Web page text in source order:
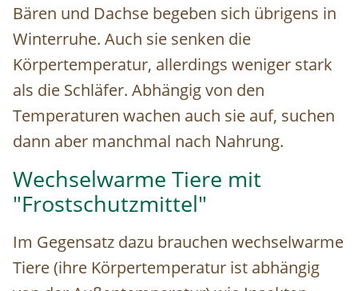
Bären und Dachse begeben sich übrigens in
Winterruhe. Auch sie senken die
Körpertemperatur, allerdings weniger stark
als die Schläfer. Abhängig von den
Temperaturen wachen auch sie auf, suchen
dann aber manchmal nach Nahrung.
Wechselwarme Tiere mit
"Frostschutzmittel"
Im Gegensatz dazu brauchen wechselwarme
Tiere (ihre Körpertemperatur ist abhängig